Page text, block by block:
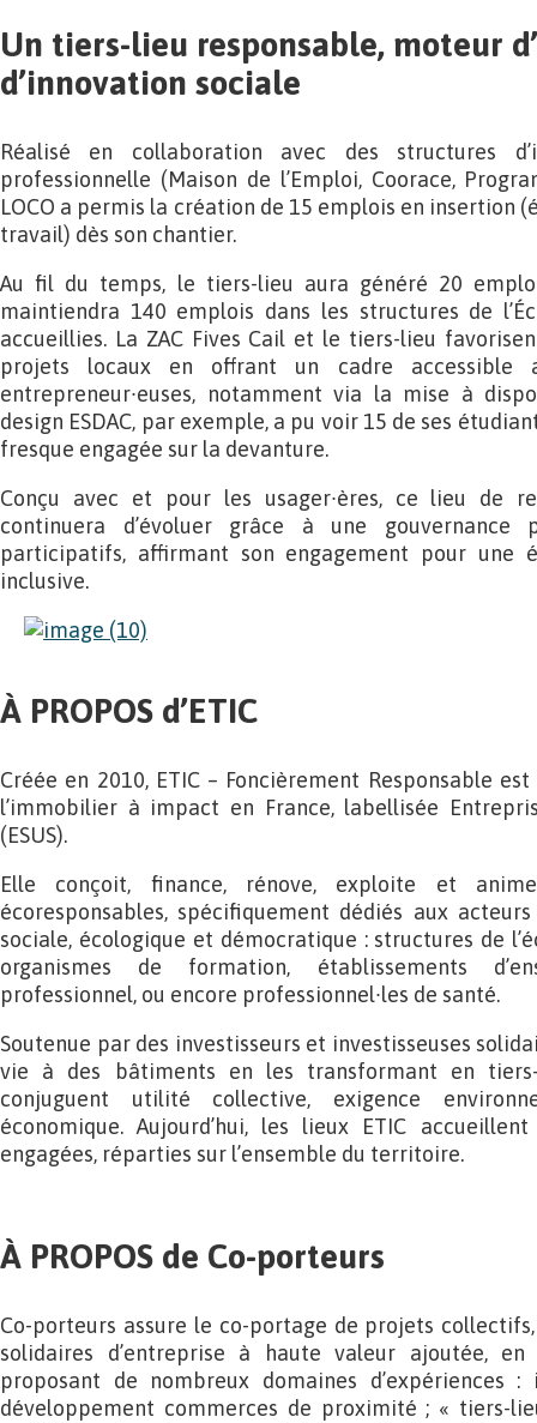
Un tiers-lieu responsable, moteur
d’innovation sociale
Réalisé en collaboration avec des structures
professionnelle (Maison de l’Emploi, Coorace,
LOCO a permis la création de 15 emplois en insertion
travail) dès son chantier.
Au fil du temps, le tiers-lieu aura généré 20
maintiendra 140 emplois dans les structures de
accueillies. La ZAC Fives Cail et le tiers-lieu
projets locaux en offrant un cadre accessible
entrepreneur∙euses, notamment via la mise à
design ESDAC, par exemple, a pu voir 15 de ses
fresque engagée sur la devanture.
Conçu avec et pour les usager∙ères, ce lieu de
continuera d’évoluer grâce à une gouvernance
participatifs, affirmant son engagement pour une
inclusive.
À PROPOS d’ETIC
Créée en 2010, ETIC – Foncièrement Responsable
l’immobilier à impact en France, labellisée
(ESUS).
Elle conçoit, finance, rénove, exploite et
écoresponsables, spécifiquement dédiés aux
sociale, écologique et démocratique : structures de
organismes de formation, établissements
professionnel, ou encore professionnel∙les de santé.
Soutenue par des investisseurs et investisseuses
vie à des bâtiments en les transformant en
conjuguent utilité collective, exigence
économique. Aujourd’hui, les lieux ETIC
engagées, réparties sur l’ensemble du territoire.
À PROPOS de Co-porteurs
Co-porteurs assure le co-portage de projets
solidaires d’entreprise à haute valeur ajoutée,
proposant de nombreux domaines d’expériences
développement commerces de proximité ; « tiers-